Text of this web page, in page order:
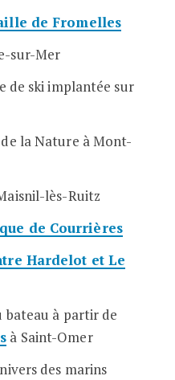
de Fromelles
sur-Mer
de ski implantée sur
la Nature à Mont-
lès-Ruitz
de Courrières
Hardelot et Le
bateau à partir de
à Saint-Omer
des marins